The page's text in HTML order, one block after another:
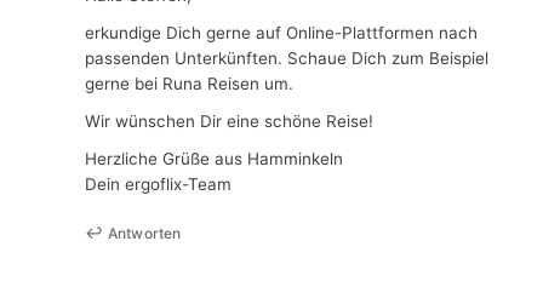
erkundige Dich gerne auf Online-Plattformen nach
passenden Unterkünften. Schaue Dich zum Beispiel
gerne bei Runa Reisen um.
Wir wünschen Dir eine schöne Reise!
Herzliche Grüße aus Hamminkeln
Dein ergoflix-Team
Antworten